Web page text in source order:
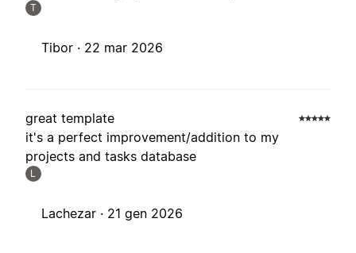
T
Tibor · 22 mar 2026
great template
it's a perfect improvement/addition to my
projects and tasks database
L
Lachezar · 21 gen 2026